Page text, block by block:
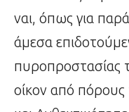
ναι, όπως για
άμεσα
πυροπροστασίας
οίκον από